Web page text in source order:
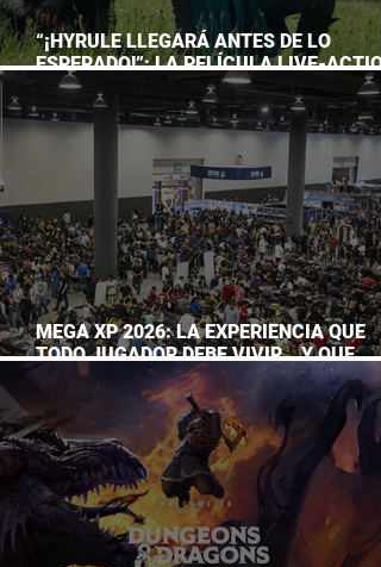
“¡HYRULE LLEGARÁ ANTES DE LO
ESPERADO!”: LA PELÍCULA LIVE-
DE THE LEGEND OF ZELDA ADELANTA
ESTRENO
MEGA XP 2026: LA EXPERIENCIA QUE
TODO JUGADOR DEBE VIVIR… Y QUE
AHORA PUEDES DISFRUTAR A TU RITMO